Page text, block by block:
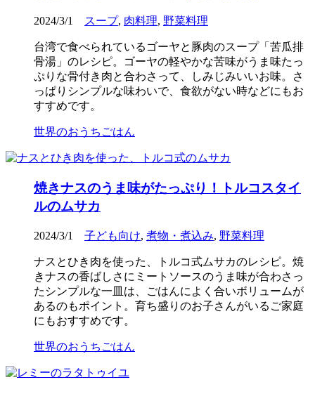
2024/3/1 スープ, 肉料理, 野菜料理
台湾で食べられているゴーヤと豚肉のスープ「苦瓜排
骨湯」のレシピ。ゴーヤの軽やかな苦味がうま味たっ
ぷりな骨付き肉と合わさって、しみじみいいお味。さ
っぱりシンプルな味わいで、食欲がない時などにもお
すすめです。
世界のおうちごはん
焼きナスのうま味がたっぷり！トルコスタイ
ルのムサカ
2024/3/1 子ども向け, 煮物・煮込み, 野菜料理
ナスとひき肉を使った、トルコ式ムサカのレシピ。焼
きナスの香ばしさにミートソースのうま味が合わさっ
たシンプルな一皿は、ごはんによく合いボリュームが
あるのもポイント。育ち盛りのお子さんがいるご家庭
にもおすすめです。
世界のおうちごはん